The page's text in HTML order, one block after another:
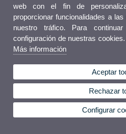
web con el fin de
proporcionar funcionalidades a
nuestro tráfico. Para
configuración de nuestras
Más información
Aceptar
Rechazar
Configurar